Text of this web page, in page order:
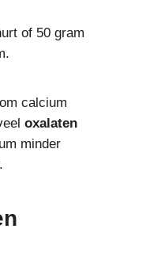
of 50 gram
calcium
oxalaten
minder